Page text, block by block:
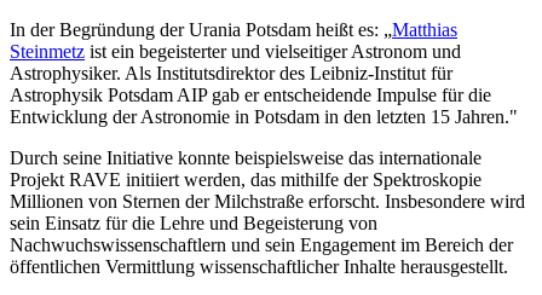
In der Begründung der Urania Potsdam heißt es: „Matthias
Steinmetz ist ein begeisterter und vielseitiger Astronom und
Astrophysiker. Als Institutsdirektor des Leibniz-Institut für
Astrophysik Potsdam AIP gab er entscheidende Impulse für die
Entwicklung der Astronomie in Potsdam in den letzten 15 Jahren."
Durch seine Initiative konnte beispielsweise das internationale
Projekt RAVE initiiert werden, das mithilfe der Spektroskopie
Millionen von Sternen der Milchstraße erforscht. Insbesondere wird
sein Einsatz für die Lehre und Begeisterung von
Nachwuchswissenschaftlern und sein Engagement im Bereich der
öffentlichen Vermittlung wissenschaftlicher Inhalte herausgestellt.